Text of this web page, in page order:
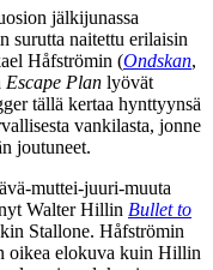
jälkijunassa
surutta naitettu erilaisin
Håfströmin (Ondskan,
Escape Plan lyövät
tällä kertaa hynttyynsä
vankilasta, jonne
joutuneet.
muttei-juuri-muuta
Walter Hillin Bullet to
Stallone. Håfströmin
oikea elokuva kuin Hillin